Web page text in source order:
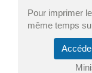
Pour imprimer
même temps